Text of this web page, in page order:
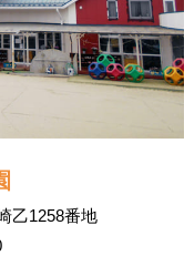
乙1258番地